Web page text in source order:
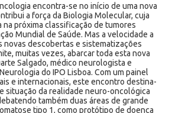
encontra-se no início de uma nova
a força da Biologia Molecular, cuja
na próxima classificação de tumores
Mundial de Saúde. Mas a velocidade a
novas descobertas e sistematizações
muitas vezes, abarcar toda esta nova
Salgado, médico neurologista e
do IPO Lisboa. Com um painel
e internacionais, este encontro destina-
situação da realidade neuro-oncológica
também duas áreas de grande
tipo 1, como protótipo de doença